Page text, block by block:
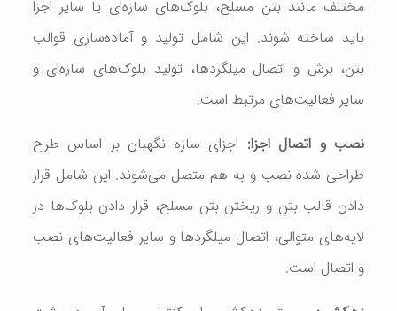
مختلف مانند بتن مسلح، بلوک‌های سازه‌ای یا سایر اجزا
باید ساخته شوند. این شامل تولید و آماده‌سازی قوالب
بتن، برش و اتصال میلگردها، تولید بلوک‌های سازه‌ای و
سایر فعالیت‌های مرتبط است.
نصب و اتصال اجزا: اجزای سازه نگهبان بر اساس طرح
طراحی شده نصب و به هم متصل می‌شوند. این شامل قرار
دادن قالب بتن و ریختن بتن مسلح، قرار دادن بلوک‌ها در
لایه‌های متوالی، اتصال میلگردها و سایر فعالیت‌های نصب
و اتصال است.